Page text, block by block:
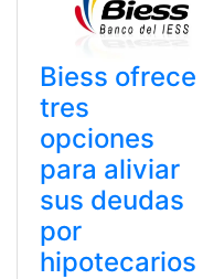
Biess ofrece
tres
opciones
para aliviar
sus deudas
por
hipotecarios